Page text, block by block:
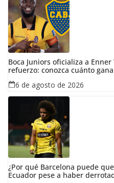
Boca Juniors oficializa a
refuerzo: conozca cuánto
6 de agosto de 2026
¿Por qué Barcelona puede
Ecuador pese a haber